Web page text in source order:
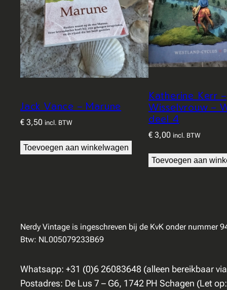
Jack Vance – Marune
€ 3,50 incl. BTW
Toevoegen aan winkelwagen
Katherine Kerr –
Wisselvrouw –
deel 4
€3,00 incl. BTW
Toevoegen aan
Nerdy Vintage is ingeschreven bij de KvK onder nummer
Btw: NL005079233B69
Whatsapp: +31 (0)6 26083648 (alleen bereikbaar
Postadres: De Lus 7 – G6, 1742 PH Schagen (Let